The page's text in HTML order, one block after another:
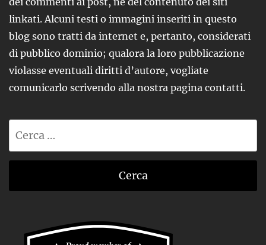
linkati. Alcuni testi o immagini inseriti in questo
blog sono tratti da internet e, pertanto, considerati
di pubblico dominio; qualora la loro pubblicazione
violasse eventuali diritti d’autore, vogliate
comunicarlo scrivendo alla nostra pagina contatti.